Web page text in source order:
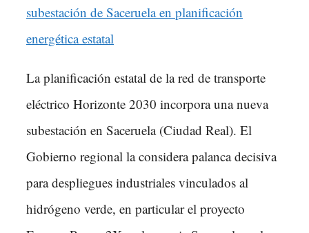
La planificación estatal de la red de transporte
eléctrico Horizonte 2030 incorpora una nueva
subestación en Saceruela (Ciudad Real). El
Gobierno regional la considera palanca decisiva
para despliegues industriales vinculados al
hidrógeno verde, en particular el proyecto